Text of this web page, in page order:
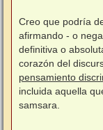
Creo que podría
afirmando - o
definitiva o
corazón del
pensamiento
incluida aquella
samsara.